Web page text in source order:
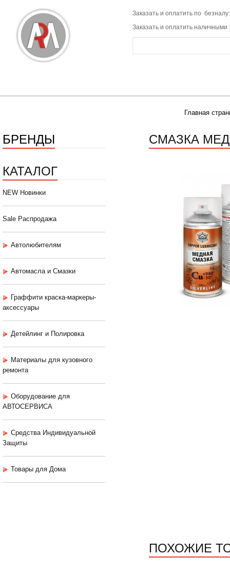
Заказать и оплатить по
Заказать и оплатить наличными
Главная
БРЕНДЫ
КАТАЛОГ
NEW Новинки
Sale Распродажа
Автолюбителям
Автомасла и Смазки
Граффити краска-маркеры-
аксессуары
Детейлинг и Полировка
Материалы для кузовного
ремонта
Оборудование для
АВТОСЕРВИСА
Средства Индивидуальной
Защиты
Товары для Дома
СМАЗКА
ПОХОЖИЕ